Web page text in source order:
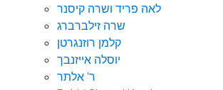
לאה פריד ושרה קיסנר
שרה זילברברג
קלמן רוזנגרטן
יוסלה אייזנבך
ר' אלתר